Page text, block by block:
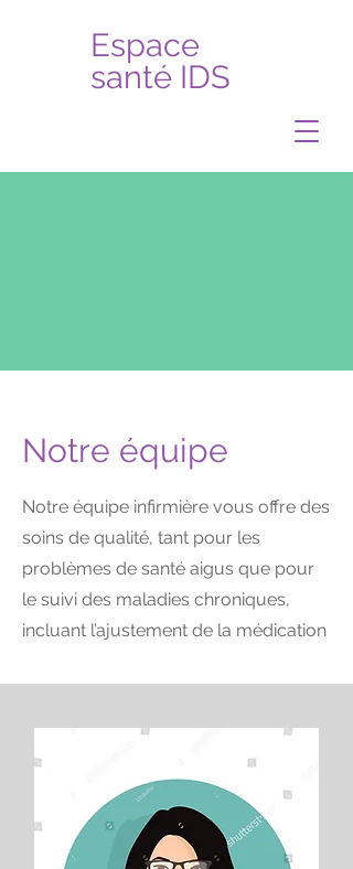
Espace
santé IDS
Notre équipe
Notre équipe infirmière vous offre des
soins de qualité, tant pour les
problèmes de santé aigus que pour
le suivi des maladies chroniques,
incluant l’ajustement de la médication